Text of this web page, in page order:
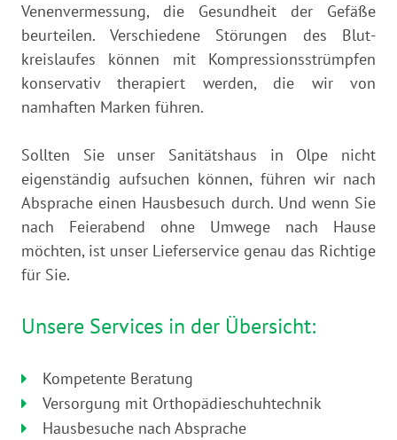
Venenvermessung, die Gesundheit der Gefäße
beurteilen. Verschiedene Störungen des Blut­
kreislaufes können mit Kompressions­strümpfen
konservativ therapiert werden, die wir von
namhaften Marken führen.
Sollten Sie unser Sanitätshaus in Olpe nicht
eigenständig aufsuchen können, führen wir nach
Absprache einen Hausbesuch durch. Und wenn Sie
nach Feierabend ohne Umwege nach Hause
möchten, ist unser Lieferservice genau das Richtige
für Sie.
Unsere Services in der Übersicht:
Kompetente Beratung
Versorgung mit Orthopädie­schuhtechnik
Hausbesuche nach Absprache